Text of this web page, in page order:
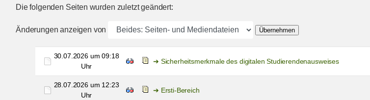
Die folgenden Seiten wurden zuletzt geändert:
Änderungen anzeigen von Übernehmen
30.07.2026 um 09:18
Uhr
Sicherheitsmerkmale des digitalen Studierendenausweises
28.07.2026 um 12:23
Uhr
Ersti-Bereich